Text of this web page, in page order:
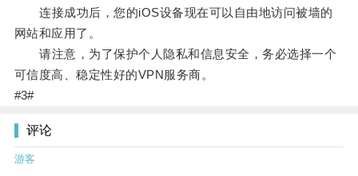
连接成功后，您的iOS设备现在可以自由地访问被墙的
网站和应用了。
请注意，为了保护个人隐私和信息安全，务必选择一个
可信度高、稳定性好的VPN服务商。
#3#
评论
游客